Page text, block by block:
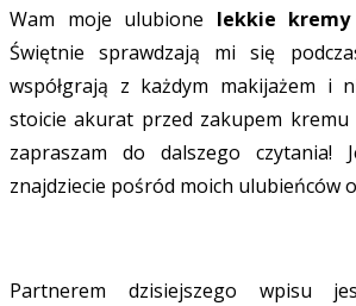
Wam moje ulubione lekkie
Świętnie sprawdzają mi się
współgrają z każdym makijażem i
stoicie akurat przed zakupem kremu
zapraszam do dalszego czytania!
znajdziecie pośród moich ulubieńców
Partnerem dzisiejszego wpisu